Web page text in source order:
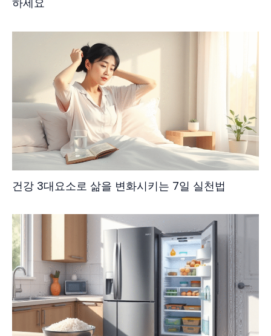
건강 3대요소로 삶을 변화시키는 7일 실천법